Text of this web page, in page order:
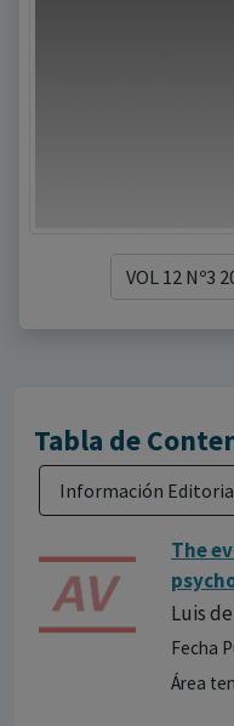
Tabla de
Información
The
Luis
Fecha
Área